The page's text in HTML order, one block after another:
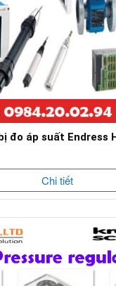
đo áp suất Endress
Chi tiết